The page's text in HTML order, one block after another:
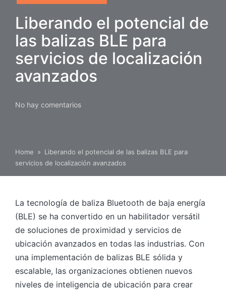
Liberando el potencial de
las balizas BLE para
servicios de localización
avanzados
No hay comentarios
Home » Liberando el potencial de las balizas BLE para
servicios de localización avanzados
La tecnología de baliza Bluetooth de baja energía
(BLE) se ha convertido en un habilitador versátil
de soluciones de proximidad y servicios de
ubicación avanzados en todas las industrias. Con
una implementación de balizas BLE sólida y
escalable, las organizaciones obtienen nuevos
niveles de inteligencia de ubicación para crear